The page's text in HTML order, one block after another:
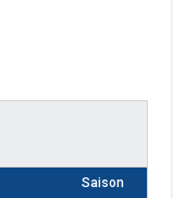
Saison